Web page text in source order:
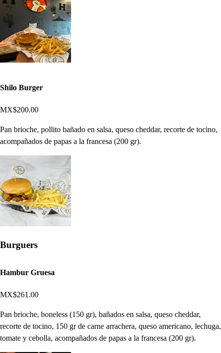
Shilo Burger
MX$200.00
Pan brioche, pollito bañado en salsa, queso cheddar, recorte de tocino,
acompañados de papas a la francesa (200 gr).
Burguers
Hambur Gruesa
MX$261.00
Pan brioche, boneless (150 gr), bañados en salsa, queso cheddar,
recorte de tocino, 150 gr de carne arrachera, queso americano, lechuga,
tomate y cebolla, acompañados de papas a la francesa (200 gr).